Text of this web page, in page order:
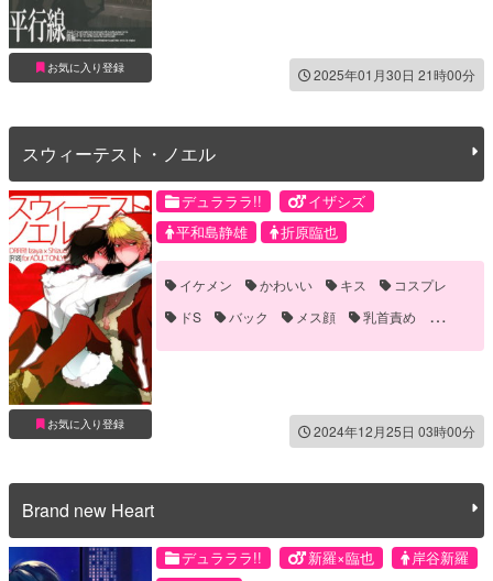
お気に入り登録 2025年01月30日 21時00分
スウィーテスト・ノエル
お気に入り登録
デュラララ!!
イザシズ
平和島静雄
折原臨也
イケメン かわいい キス
コスプレ
ドS
バック メス顔
乳首責め
手マン
2024年12月25日 03時00分
Brand new Heart
デュラララ!! 新羅×臨也
岸谷新羅